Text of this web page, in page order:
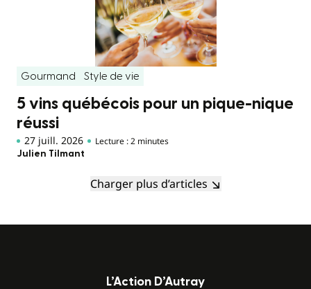
Gourmand Style de vie
5 vins québécois pour un pique-nique
réussi
27 juill. 2026 Lecture : 2 minutes
Julien Tilmant
Charger plus d’articles
L’Action D’Autray